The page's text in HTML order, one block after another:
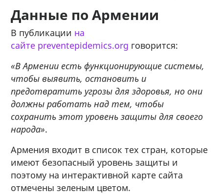
Данные по Армении
В публикации на
сайте preventepidemics.org говорится:
«В Армении есть функционирующие системы,
чтобы выявить, остановить и
предотвратить угрозы для здоровья, но они
должны работать над тем, чтобы
сохранить этот уровень защиты для своего
народа».
Армения входит в список тех стран, которые
имеют безопасный уровень защиты и
поэтому на интерактивной карте сайта
отмечены зеленым цветом.